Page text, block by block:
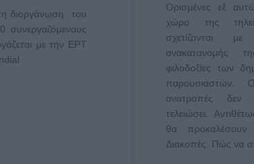
διοργάνωση του
συνεργαζόμενους
με την ΕΡΤ
Ορισμένες εξ
χώρο της
σχετίζονται
ανακατανομής
φιλοδοξίες των
παρουσιαστών.
ανατροπές δεν
τελειώσει.
θα προκαλέσουν
Διακοπές: Πώς να